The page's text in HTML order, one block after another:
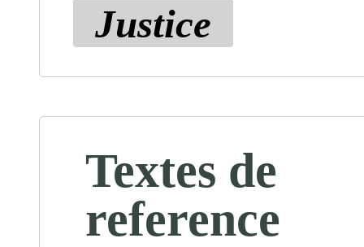
Justice
Textes de
reference